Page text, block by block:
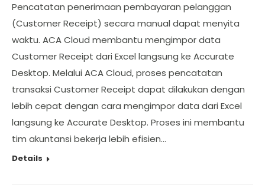
Pencatatan penerimaan pembayaran pelanggan
(Customer Receipt) secara manual dapat menyita
waktu. ACA Cloud membantu mengimpor data
Customer Receipt dari Excel langsung ke Accurate
Desktop. Melalui ACA Cloud, proses pencatatan
transaksi Customer Receipt dapat dilakukan dengan
lebih cepat dengan cara mengimpor data dari Excel
langsung ke Accurate Desktop. Proses ini membantu
tim akuntansi bekerja lebih efisien…
Details